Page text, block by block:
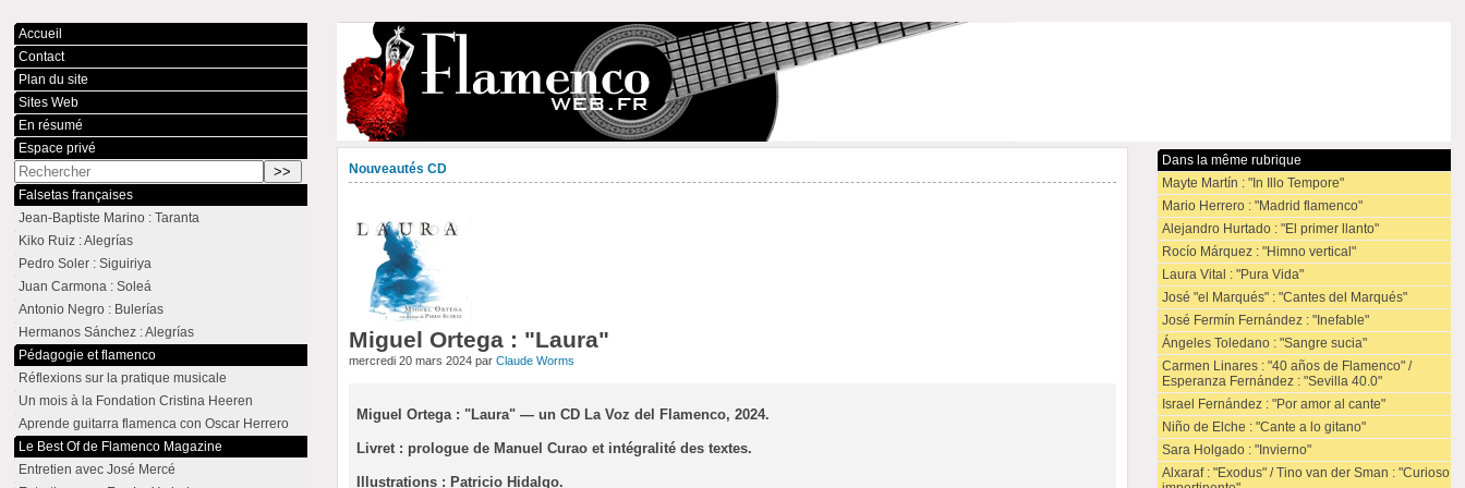
Nouveautés CD
Miguel Ortega : "Laura"
mercredi 20 mars 2024 parClaude Worms
Miguel Ortega : "Laura" — un CD La Voz del Flamenco, 2024.
Livret : prologue de Manuel Curao et intégralité des textes.
Illustrations : Patricio Hidalgo.
Dans la même rubrique
Mayte Martín : "In Illo Tempore"
Mario Herrero : "Madrid flamenco"
Alejandro Hurtado : "El primer llanto"
Rocío Márquez : "Himno vertical"
Laura Vital : "Pura Vida"
José "el Marqués" : "Cantes del Marqués"
José Fermín Fernández : "Inefable"
Ángeles Toledano : "Sangre sucia"
Carmen Linares : "40 años de Flamenco" /
Esperanza Fernández : "Sevilla 40.0"
Israel Fernández : "Por amor al cante"
Niño de Elche : "Cante a lo gitano"
Sara Holgado : "Invierno"
Alxaraf : "Exodus" / Tino van der Sman : "Curioso
Accueil
Contact
Plan du site
Sites Web
En résumé
Espace privé
Falsetas françaises
Jean-Baptiste Marino : Taranta
Kiko Ruiz : Alegrías
Pedro Soler : Siguiriya
Juan Carmona : Soleá
Antonio Negro : Bulerías
Hermanos Sánchez : Alegrías
Pédagogie et flamenco
Réflexions sur la pratique musicale
Un mois à la Fondation Cristina Heeren
Aprende guitarra flamenca con Oscar Herrero
Le Best Of de Flamenco Magazine
Entretien avec José Mercé